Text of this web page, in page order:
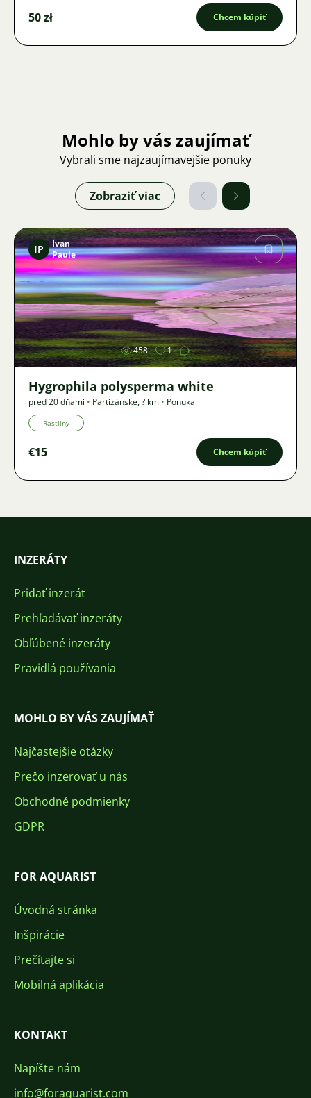
50 zł Chcem kúpiť
Mohlo by vás zaujímať
Vybrali sme najzaujímavejšie ponuky
Zobraziť viac
Obrázok
IP
Ivan
Paule
458 1
Hygrophila polysperma white
pred 20 dňami • Partizánske,? km • Ponuka
Rastliny
€15 Chcem kúpiť
INZERÁTY
Pridať inzerát
Prehľadávať inzeráty
Obľúbené inzeráty
Pravidlá používania
MOHLO BY VÁS ZAUJÍMAŤ
Najčastejšie otázky
Prečo inzerovať u nás
Obchodné podmienky
GDPR
FOR AQUARIST
Úvodná stránka
Inšpirácie
Prečítajte si
Mobilná aplikácia
KONTAKT
Napíšte nám
info@foraquarist.com